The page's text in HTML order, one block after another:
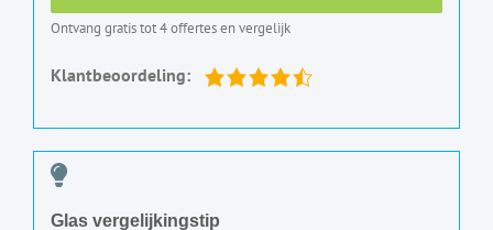
Ontvang gratis tot 4 offertes en vergelijk
Klantbeoordeling:
Glas vergelijkingstip